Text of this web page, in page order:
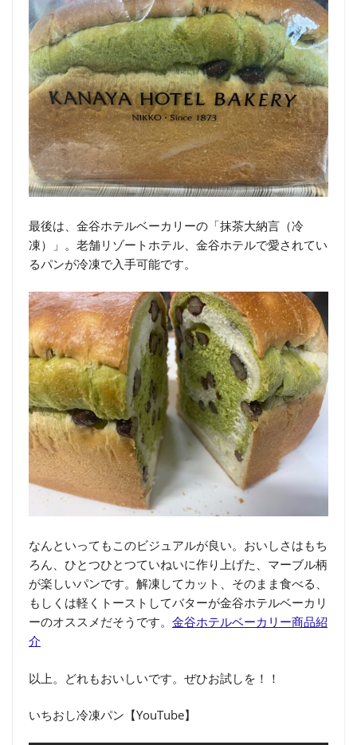
最後は、金谷ホテルベーカリーの「抹茶大納言（冷
凍）」。老舗リゾートホテル、金谷ホテルで愛されてい
るパンが冷凍で入手可能です。
なんといってもこのビジュアルが良い。おいしさはもち
ろん、ひとつひとつていねいに作り上げた、マーブル柄
が楽しいパンです。解凍してカット、そのまま食べる、
もしくは軽くトーストしてバターが金谷ホテルベーカリ
ーのオススメだそうです。 金谷ホテルベーカリー商品紹
介
以上。どれもおいしいです。ぜひお試しを！！
いちおし冷凍パン【YouTube】